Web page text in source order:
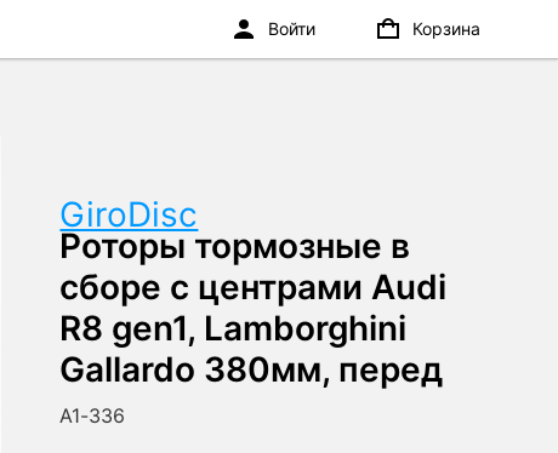
GiroDisc
Роторы тормозные в
сборе с центрами Audi
R8 gen1, Lamborghini
Gallardo 380мм, перед
A1-336
Войти Корзина